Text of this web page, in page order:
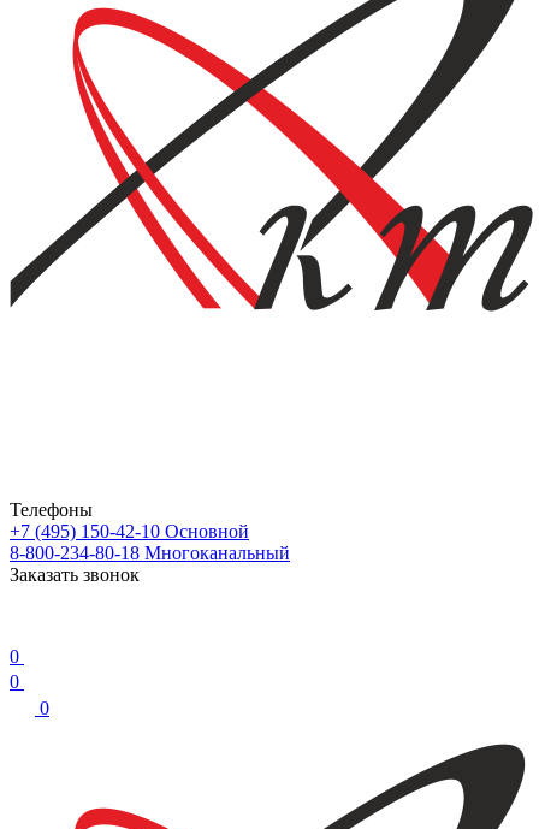
Телефоны
+7 (495) 150-42-10 Основной
8-800-234-80-18 Многоканальный
Заказать звонок
0
0
0